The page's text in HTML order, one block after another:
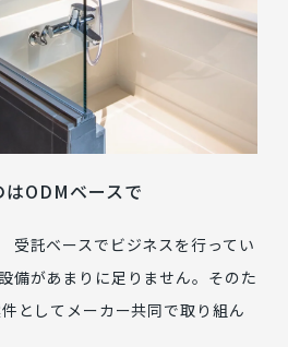
はODMベースで
受託ベースでビジネスを行ってい
備があまりに足りません。そのた
としてメーカー共同で取り組ん